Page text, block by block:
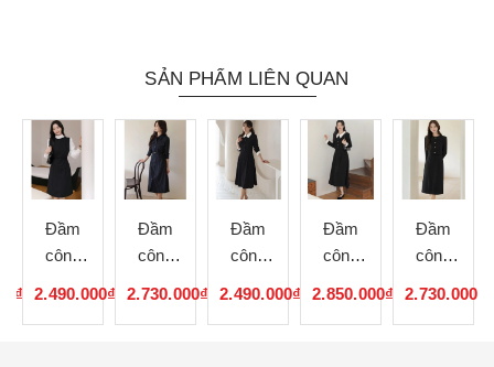
SẢN PHẨM LIÊN QUAN
Đầm
công
2.490.000₫
Đầm
công
2.730.000₫
Đầm
công
2.490.000₫
Đầm
công
2.850.000₫
Đầm
công
2.730.000₫